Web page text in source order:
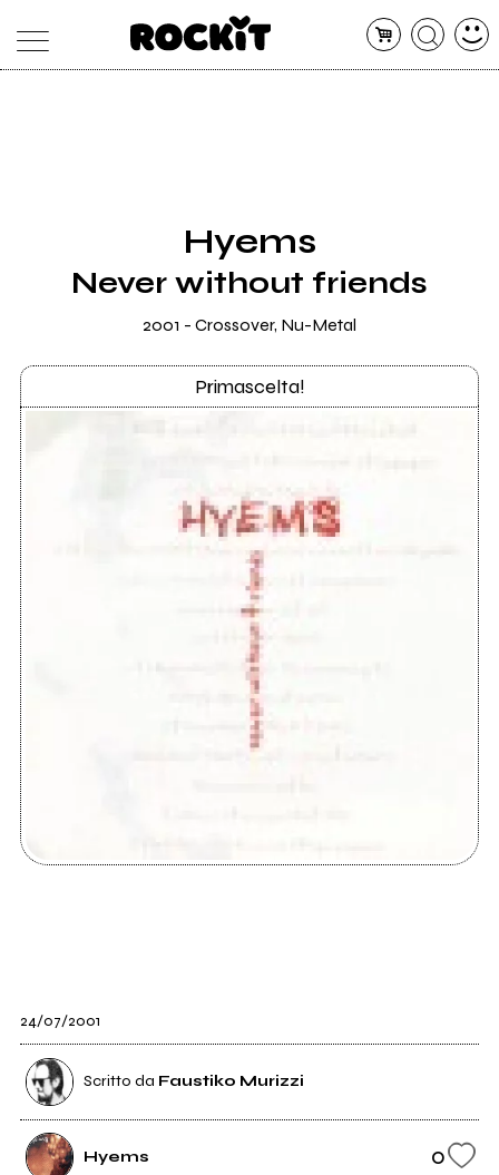
RADIO
Hyems
Never without friends
2001 - Crossover, Nu-Metal
Primascelta!
24/07/2001
Scritto da Faustiko Murizzi
Hyems 0